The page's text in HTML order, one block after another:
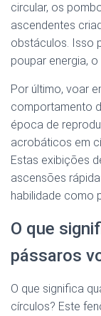
circular, os
ascendentes
obstáculos. Isso
poupar energia,
Por último, voar
comportamento
época de
acrobáticos em
Estas exibições
ascensões
habilidade como
O que
pássaros
O que significa
círculos? Este